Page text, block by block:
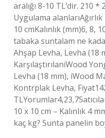
aralığı 8-10 TL’dir. 210
Uygulama
10 cmKalınlık (mm)6, 8,
tabaka suntalam ne
Ahşap Levha, Levha (18
KarşılaştırılaniWood
Levha (18 mm), iWood
Kontrplak Levha,
10 x 10 cm – Kalınlık 4
kaç kg? Sunta panelin